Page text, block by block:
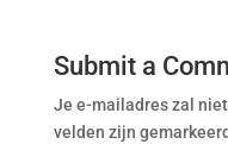
Submit a
Je e-mailadres zal
velden zijn